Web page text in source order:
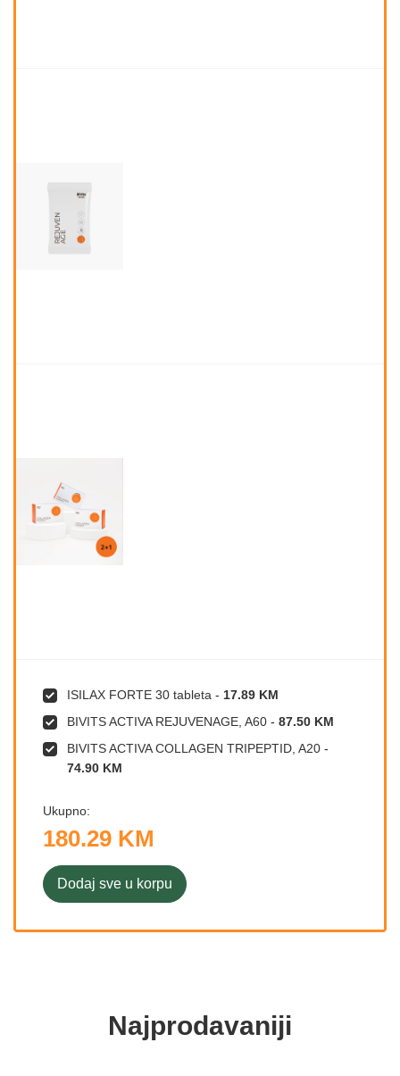
ISILAX FORTE 30 tableta - 17.89 KM
BIVITS ACTIVA REJUVENAGE, A60 - 87.50 KM
BIVITS ACTIVA COLLAGEN TRIPEPTID, A20 -
74.90 KM
Ukupno:
180.29 KM
Dodaj sve u korpu
Najprodavaniji